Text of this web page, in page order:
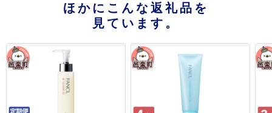
ほかにこんな返礼品を
見ています。